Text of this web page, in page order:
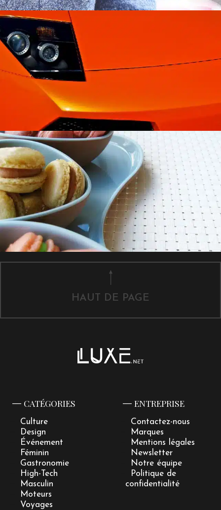
HAUT DE PAGE
CATÉGORIES
Culture
Design
Événement
Féminin
Gastronomie
High-Tech
Masculin
Moteurs
Voyages
ENTREPRISE
Contactez-nous
Marques
Mentions légales
Newsletter
Notre équipe
Politique de
confidentialité